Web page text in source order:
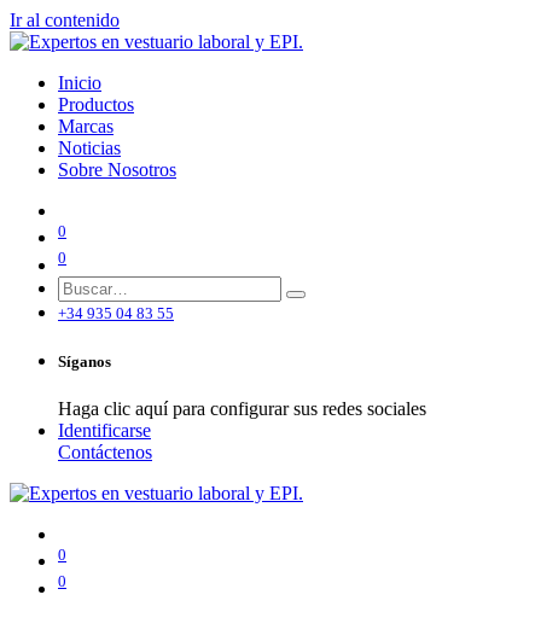
Ir al contenido
Inicio
Productos
Marcas
Noticias
Sobre Nosotros
0
0
+34 935 04 83 55
Síganos
Haga clic aquí para configurar sus redes sociales
Identificarse
Contáctenos
0
0